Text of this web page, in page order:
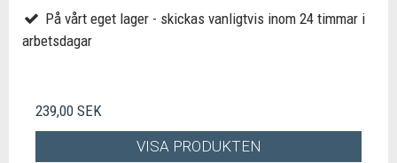
På vårt eget lager - skickas vanligtvis inom 24 timmar i
arbetsdagar
239,00 SEK
VISA PRODUKTEN